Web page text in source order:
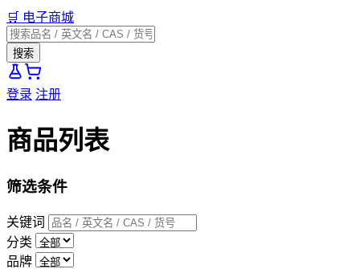
🛒 电子商城
搜索
登录 注册
商品列表
筛选条件
关键词
分类
品牌